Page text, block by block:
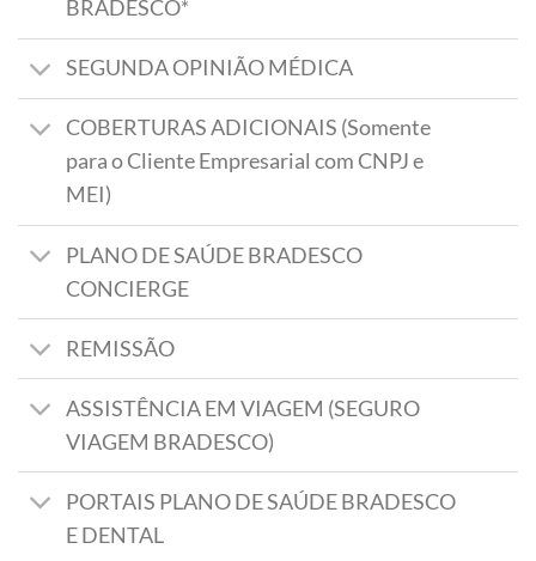
BRADESCO*
SEGUNDA OPINIÃO MÉDICA
COBERTURAS ADICIONAIS (Somente
para o Cliente Empresarial com CNPJ e
MEI)
PLANO DE SAÚDE BRADESCO
CONCIERGE
REMISSÃO
ASSISTÊNCIA EM VIAGEM (SEGURO
VIAGEM BRADESCO)
PORTAIS PLANO DE SAÚDE BRADESCO
E DENTAL